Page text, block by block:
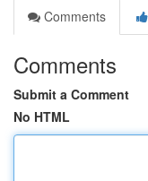
Comments
Comments
Submit a Comment
No HTML